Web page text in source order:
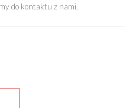
do kontaktu z nami.